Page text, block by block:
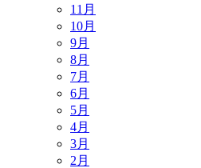
11月
10月
9月
8月
7月
6月
5月
4月
3月
2月